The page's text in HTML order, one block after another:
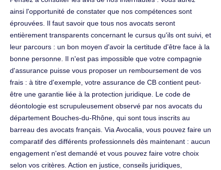
ainsi l'opportunité de constater que nos compétences sont
éprouvées. Il faut savoir que tous nos avocats seront
entièrement transparents concernant le cursus qu'ils ont suivi, et
leur parcours : un bon moyen d'avoir la certitude d'être face à la
bonne personne. Il n'est pas impossible que votre compagnie
d'assurance puisse vous proposer un remboursement de vos
frais : à titre d'exemple, votre assurance de CB contient peut-
être une garantie liée à la protection juridique. Le code de
déontologie est scrupuleusement observé par nos avocats du
département Bouches-du-Rhône, qui sont tous inscrits au
barreau des avocats français. Via Avocalia, vous pouvez faire un
comparatif des différents professionnels dès maintenant : aucun
engagement n'est demandé et vous pouvez faire votre choix
selon vos critères. Action en justice, conseils juridiques,